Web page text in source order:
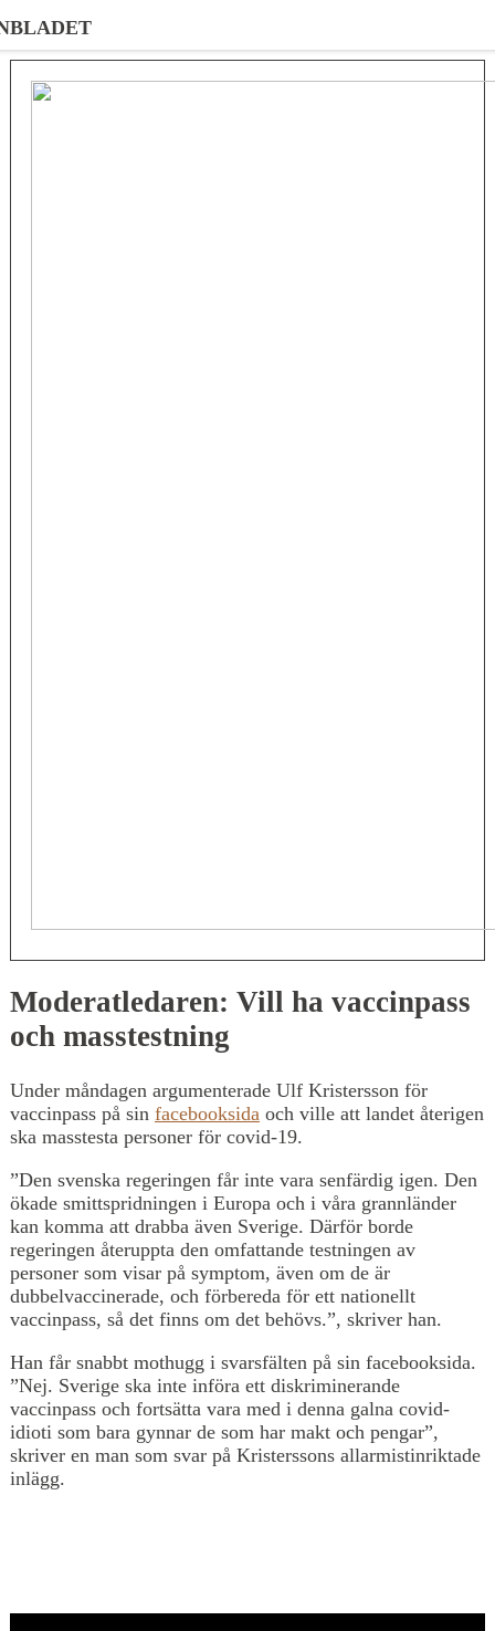
Moderatledaren: Vill ha vaccinpass
och masstestning
Under måndagen argumenterade Ulf Kristersson för
vaccinpass på sin facebooksida och ville att landet återigen
ska masstesta personer för covid-19.
”Den svenska regeringen får inte vara senfärdig igen. Den
ökade smittspridningen i Europa och i våra grannländer
kan komma att drabba även Sverige. Därför borde
regeringen återuppta den omfattande testningen av
personer som visar på symptom, även om de är
dubbelvaccinerade, och förbereda för ett nationellt
vaccinpass, så det finns om det behövs.”, skriver han.
Han får snabbt mothugg i svarsfälten på sin facebooksida.
”Nej. Sverige ska inte införa ett diskriminerande
vaccinpass och fortsätta vara med i denna galna covid-
idioti som bara gynnar de som har makt och pengar”,
skriver en man som svar på Kristerssons allarmistinriktade
inlägg.